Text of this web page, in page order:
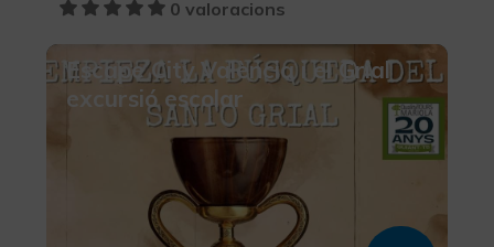
0 valoracions
Escape City València i el Grial
excursió escolar